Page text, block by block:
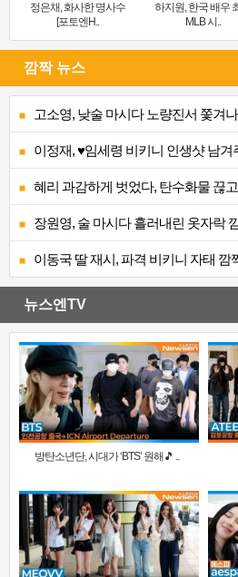
정은채, 화사한 명사수
[포토엔H..
하지원, 한국 배우 최초
MLB 시..
깜짝 뉴스
고소영, 낮술 마시다 노량진서 쫓겨나
이정재, ♥임세령 비키니 인생샷 남
혜리 과감하게 벗었다, 탄수화물 끊
장원영, 술 마시다 흘러내린 옷자락
이동국 딸 재시, 파격 비키니 자태
뉴스엔TV
방탄소년단, 시대가 ‘BTS’ 원해🎵 ..